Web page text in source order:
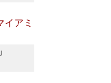
イアミ